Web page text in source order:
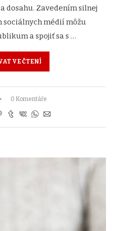
dosahu. Zavedením silnej
médií môžu
a spojiť sa s …
VE ČTENÍ
0 Komentáře